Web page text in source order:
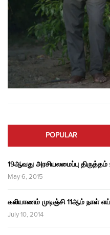
POPULAR
19ஆவது அரசியலமைப்பு
May 6, 2015
கலியாணம் முடிஞ்சி 11ஆம் நாள்
July 10, 2014